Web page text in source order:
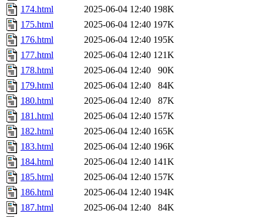
174.html
2025-06-04 12:40 198K
175.html
2025-06-04 12:40 197K
176.html
2025-06-04 12:40 195K
177.html
2025-06-04 12:40 121K
178.html
2025-06-04 12:40
90K
179.html
2025-06-04 12:40
84K
180.html
2025-06-04 12:40
87K
181.html
2025-06-04 12:40 157K
182.html
2025-06-04 12:40 165K
183.html
2025-06-04 12:40 196K
184.html
2025-06-04 12:40 141K
185.html
2025-06-04 12:40 157K
186.html
2025-06-04 12:40 194K
187.html
2025-06-04 12:40
84K